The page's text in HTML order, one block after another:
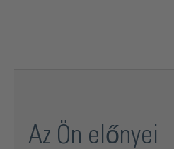
Az Ön előnyei